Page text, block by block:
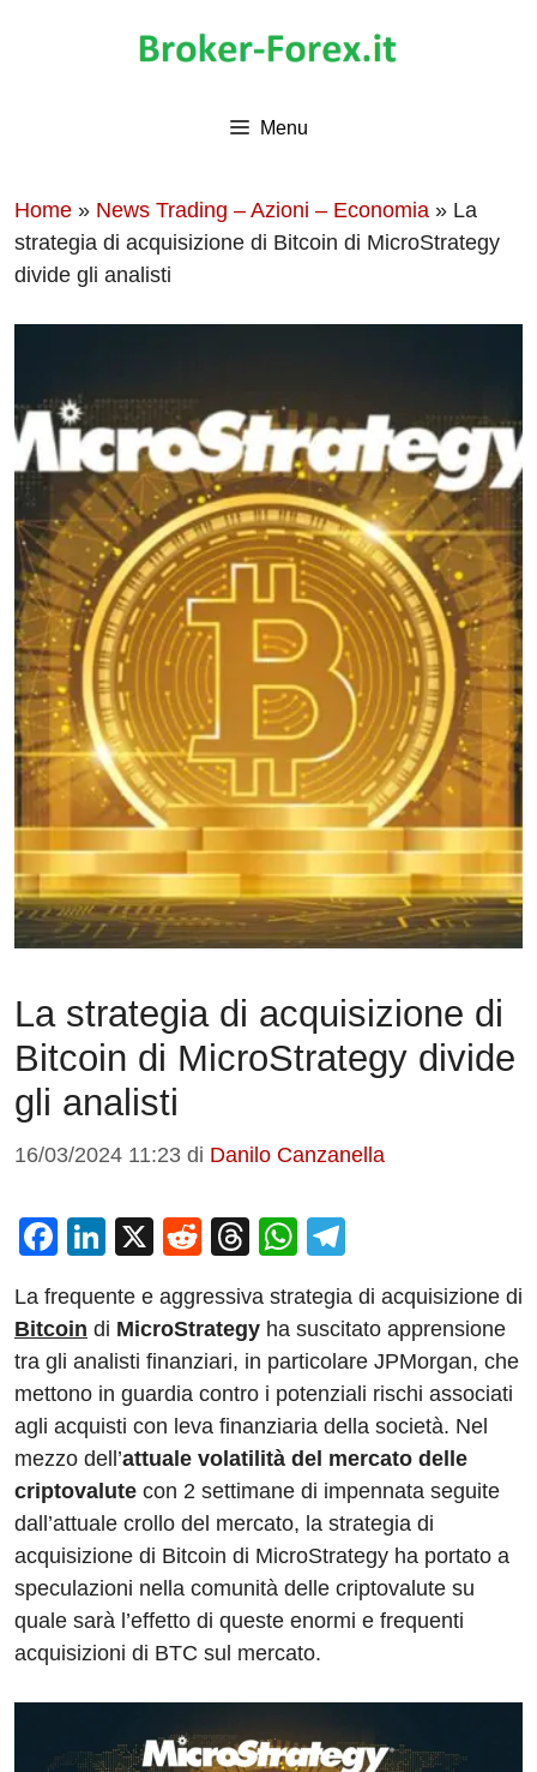
Menu
Home » News Trading – Azioni – Economia » La
strategia di acquisizione di Bitcoin di MicroStrategy
divide gli analisti
La strategia di acquisizione di
Bitcoin di MicroStrategy divide
gli analisti
16/03/2024 11:23 di Danilo Canzanella
F
c
e
b
o
o
k
Li
k
e
dI
n
X
R
d
di
t
T
e
a
d
s
W
at
s
A
p
p
e
gr
a
m
La frequente e aggressiva strategia di acquisizione di
Bitcoin di MicroStrategy ha suscitato apprensione
tra gli analisti finanziari, in particolare JPMorgan, che
mettono in guardia contro i potenziali rischi associati
agli acquisti con leva finanziaria della società. Nel
mezzo dell’attuale volatilità del mercato delle
criptovalute con 2 settimane di impennata seguite
dall’attuale crollo del mercato, la strategia di
acquisizione di Bitcoin di MicroStrategy ha portato a
speculazioni nella comunità delle criptovalute su
quale sarà l’effetto di queste enormi e frequenti
acquisizioni di BTC sul mercato.